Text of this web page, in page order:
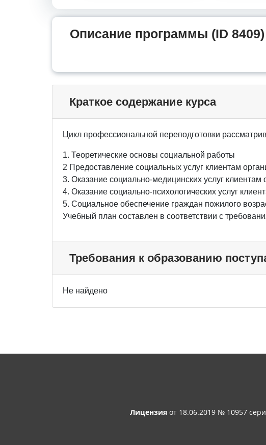
Описание программы (ID
Краткое содержание курса
Цикл профессиональной переподготовки
1. Теоретические основы социальной работы
2 Предоставление социальных услуг клиентам
3. Оказание социально-медицинских услуг
4. Оказание социально-психологических услуг
5. Социальное обеспечение граждан пожилого
Учебный план составлен в соответствии с
Требования к образованию
Не найдено
Лицензия от 18.06.2019 № 10957